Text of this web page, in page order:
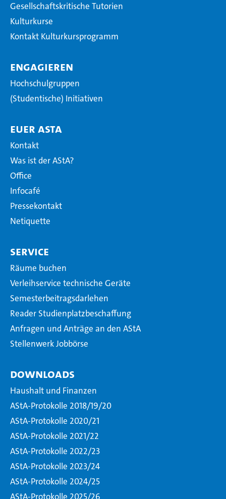
Gesellschaftskritische Tutorien
Kulturkurse
Kontakt Kulturkursprogramm
Engagieren
Hochschulgruppen
(Studentische) Initiativen
Euer AStA
Kontakt
Was ist der AStA?
Office
Infocafé
Pressekontakt
Netiquette
Service
Räume buchen
Verleihservice technische Geräte
Semesterbeitragsdarlehen
Reader Studienplatzbeschaffung
Anfragen und Anträge an den AStA
Stellenwerk Jobbörse
Downloads
Haushalt und Finanzen
AStA-Protokolle 2018/19/20
AStA-Protokolle 2020/21
AStA-Protokolle 2021/22
AStA-Protokolle 2022/23
AStA-Protokolle 2023/24
AStA-Protokolle 2024/25
AStA-Protokolle 2025/26